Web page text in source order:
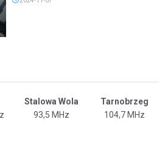
Stalowa Wola
Tarnobrzeg
93,5 MHz 104,7 MHz